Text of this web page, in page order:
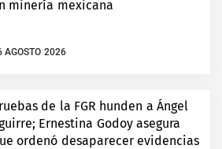
minería mexicana
AGOSTO 2026
de la FGR hunden a Ángel
Ernestina Godoy asegura
ordenó desaparecer evidencias